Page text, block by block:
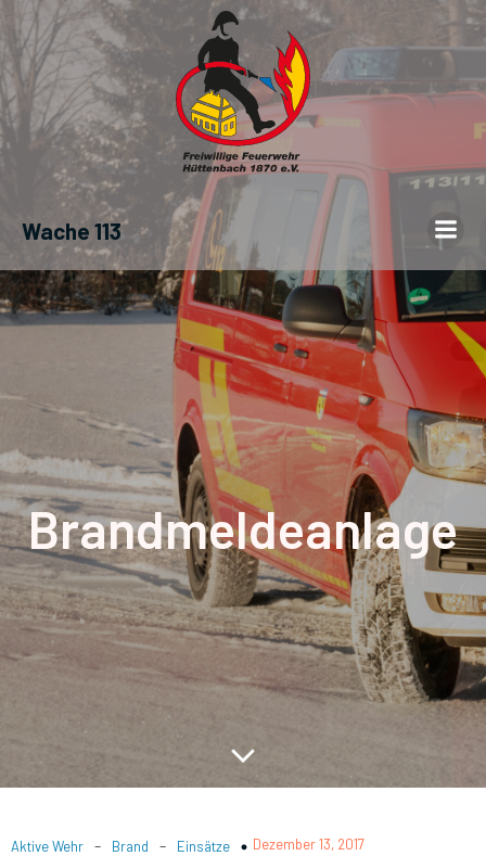
Wache 113
Brandmeldeanlage
Aktive Wehr - Brand - Einsätze Dezember 13, 2017